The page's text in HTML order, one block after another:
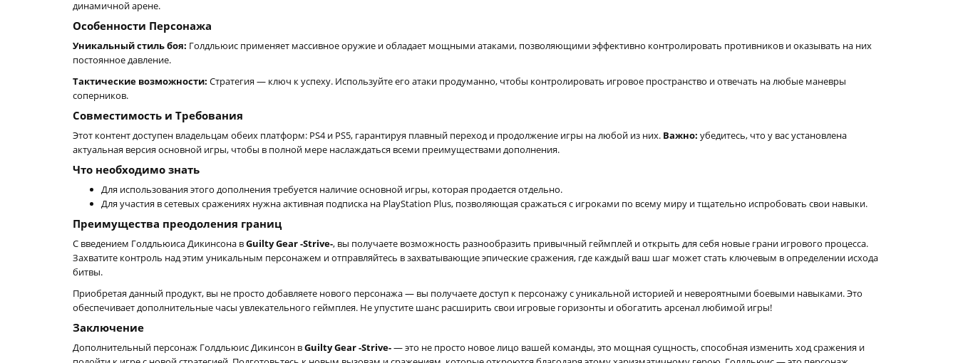
динамичной арене.
Особенности Персонажа
Уникальный стиль боя: Голдльюис применяет массивное оружие и обладает мощными атаками, позволяющими эффективно контролировать противников и оказывать на них
постоянное давление.
Тактические возможности: Стратегия — ключ к успеху. Используйте его атаки продуманно, чтобы контролировать игровое пространство и отвечать на любые маневры
соперников.
Совместимость и Требования
Этот контент доступен владельцам обеих платформ: PS4 и PS5, гарантируя плавный переход и продолжение игры на любой из них. Важно: убедитесь, что у вас установлена
актуальная версия основной игры, чтобы в полной мере наслаждаться всеми преимуществами дополнения.
Что необходимо знать
Для использования этого дополнения требуется наличие основной игры, которая продается отдельно.
Для участия в сетевых сражениях нужна активная подписка на PlayStation Plus, позволяющая сражаться с игроками по всему миру и тщательно испробовать свои навыки.
Преимущества преодоления границ
С введением Голдльюиса Дикинсона вGuilty Gear -Strive-, вы получаете возможность разнообразить привычный геймплей и открыть для себя новые грани игрового процесса.
Захватите контроль над этим уникальным персонажем и отправляйтесь в захватывающие эпические сражения, где каждый ваш шаг может стать ключевым в определении исхода
битвы.
Приобретая данный продукт, вы не просто добавляете нового персонажа — вы получаете доступ к персонажу с уникальной историей и невероятными боевыми навыками. Это
обеспечивает дополнительные часы увлекательного геймплея. Не упустите шанс расширить свои игровые горизонты и обогатить арсенал любимой игры!
Заключение
Дополнительный персонаж Голдльюис Дикинсон вGuilty Gear -Strive-— это не просто новое лицо вашей команды, это мощная сущность, способная изменить ход сражения и